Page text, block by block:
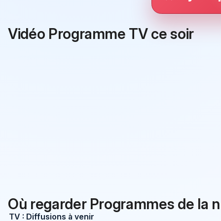
Vidéo Programme TV ce soir
Où regarder Programmes de la
TV : Diffusions à venir